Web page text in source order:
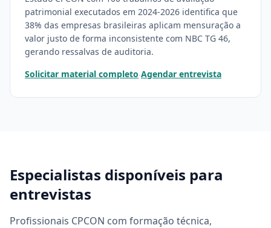
patrimonial executados em 2024-2026 identifica que
38% das empresas brasileiras aplicam mensuração a
valor justo de forma inconsistente com NBC TG 46,
gerando ressalvas de auditoria.
Solicitar material completo·Agendar entrevista
Especialistas disponíveis para
entrevistas
Profissionais CPCON com formação técnica,